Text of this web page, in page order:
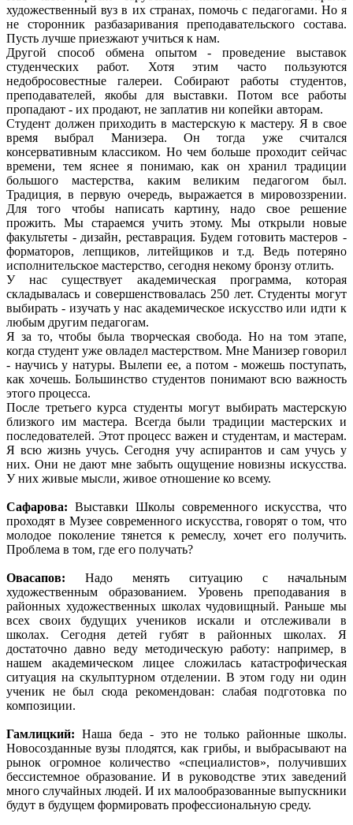
художественный вуз в их странах, помочь с педагогами. Но я
не сторонник разбазаривания преподавательского состава.
Пусть лучше приезжают учиться к нам.
Другой способ обмена опытом - проведение выставок
студенческих работ. Хотя этим часто пользуются
недобросовестные галереи. Собирают работы студентов,
преподавателей, якобы для выставки. Потом все работы
пропадают - их продают, не заплатив ни копейки авторам.
Студент должен приходить в мастерскую к мастеру. Я в свое
время выбрал Манизера. Он тогда уже считался
консервативным классиком. Но чем больше проходит сейчас
времени, тем яснее я понимаю, как он хранил традиции
большого мастерства, каким великим педагогом был.
Традиция, в первую очередь, выражается в мировоззрении.
Для того чтобы написать картину, надо свое решение
прожить. Мы стараемся учить этому. Мы открыли новые
факультеты - дизайн, реставрация. Будем готовить мастеров -
форматоров, лепщиков, литейщиков и т.д. Ведь потеряно
исполнительское мастерство, сегодня некому бронзу отлить.
У нас существует академическая программа, которая
складывалась и совершенствовалась 250 лет. Студенты могут
выбирать - изучать у нас академическое искусство или идти к
любым другим педагогам.
Я за то, чтобы была творческая свобода. Но на том этапе,
когда студент уже овладел мастерством. Мне Манизер говорил
- научись у натуры. Вылепи ее, а потом - можешь поступать,
как хочешь. Большинство студентов понимают всю важность
этого процесса.
После третьего курса студенты могут выбирать мастерскую
близкого им мастера. Всегда были традиции мастерских и
последователей. Этот процесс важен и студентам, и мастерам.
Я всю жизнь учусь. Сегодня учу аспирантов и сам учусь у
них. Они не дают мне забыть ощущение новизны искусства.
У них живые мысли, живое отношение ко всему.
Сафарова: Выставки Школы современного искусства, что
проходят в Музее современного искусства, говорят о том, что
молодое поколение тянется к ремеслу, хочет его получить.
Проблема в том, где его получать?
Овасапов: Надо менять ситуацию с начальным
художественным образованием. Уровень преподавания в
районных художественных школах чудовищный. Раньше мы
всех своих будущих учеников искали и отслеживали в
школах. Сегодня детей губят в районных школах. Я
достаточно давно веду методическую работу: например, в
нашем академическом лицее сложилась катастрофическая
ситуация на скульптурном отделении. В этом году ни один
ученик не был сюда рекомендован: слабая подготовка по
композиции.
Гамлицкий: Наша беда - это не только районные школы.
Новосозданные вузы плодятся, как грибы, и выбрасывают на
рынок огромное количество «специалистов», получивших
бессистемное образование. И в руководстве этих заведений
много случайных людей. И их малообразованные выпускники
будут в будущем формировать профессиональную среду.